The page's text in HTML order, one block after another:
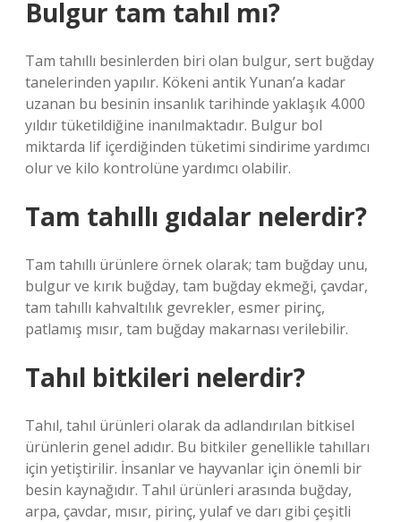
Bulgur tam tahıl mı?
Tam tahıllı besinlerden biri olan bulgur, sert buğday
tanelerinden yapılır. Kökeni antik Yunan’a kadar
uzanan bu besinin insanlık tarihinde yaklaşık 4.000
yıldır tüketildiğine inanılmaktadır. Bulgur bol
miktarda lif içerdiğinden tüketimi sindirime yardımcı
olur ve kilo kontrolüne yardımcı olabilir.
Tam tahıllı gıdalar nelerdir?
Tam tahıllı ürünlere örnek olarak; tam buğday unu,
bulgur ve kırık buğday, tam buğday ekmeği, çavdar,
tam tahıllı kahvaltılık gevrekler, esmer pirinç,
patlamış mısır, tam buğday makarnası verilebilir.
Tahıl bitkileri nelerdir?
Tahıl, tahıl ürünleri olarak da adlandırılan bitkisel
ürünlerin genel adıdır. Bu bitkiler genellikle tahılları
için yetiştirilir. İnsanlar ve hayvanlar için önemli bir
besin kaynağıdır. Tahıl ürünleri arasında buğday,
arpa, çavdar, mısır, pirinç, yulaf ve darı gibi çeşitli